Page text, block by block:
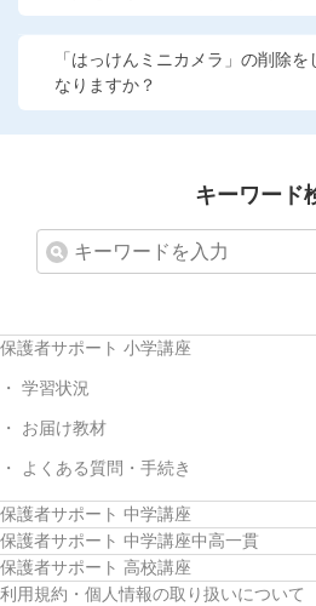
「はっけんミニカメラ」の削除
なりますか？
キーワード
保護者サポート 小学講座
学習状況
お届け教材
よくある質問・手続き
保護者サポート 中学講座
保護者サポート 中学講座中高一貫
保護者サポート 高校講座
利用規約・個人情報の取り扱いについて